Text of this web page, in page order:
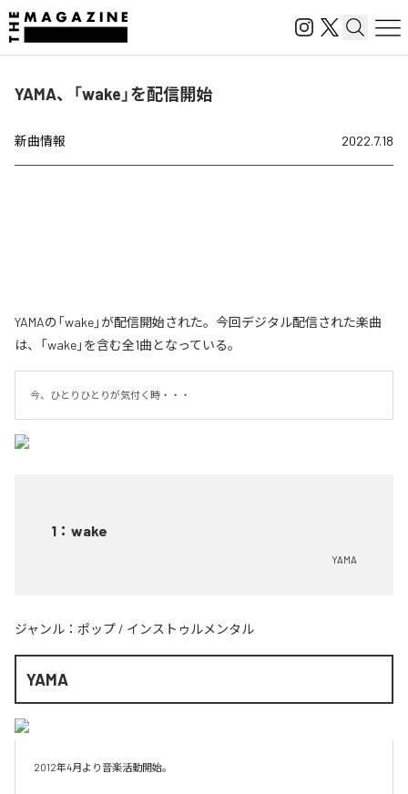
YAMA、「wake」を配信開始
新曲情報 2022.7.18
YAMAの「wake」が配信開始された。今回デジタル配信された楽曲
は、「wake」を含む全1曲となっている。
今、ひとりひとりが気付く時・・・
1 ： wake
YAMA
ジャンル： ポップ / インストゥルメンタル
YAMA
2012年4月より音楽活動開始。